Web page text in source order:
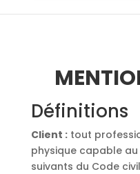
Définitions
Client :tout
physique capable au
suivants du Code